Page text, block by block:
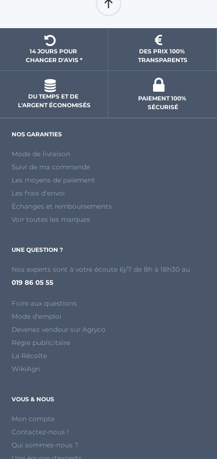
14 JOURS POUR
CHANGER D'AVIS *
DES PRIX 100%
TRANSPARENTS
DU TEMPS ET DE
L'ARGENT ÉCONOMISÉS
PAIEMENT 100%
SÉCURISÉ
NOS GARANTIES
Mode de livraison
Suivi de ma commande
Les moyens de paiement
Les frais d'envoi
Échanges et remboursements
Voir toutes les marques
UNE QUESTION ?
Nos experts sont à votre écoute 6j/7 de 8h à 18h30 au
019 86 05 55
Foire aux questions
Mode d'emploi
Devenez vendeur sur Agryco
Régie publicitaire
La Récolte
WikiAgri
VOUS & NOUS
Mon compte
Contactez-nous !
Qui sommes-nous ?